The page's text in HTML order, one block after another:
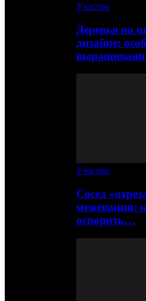
Участок
Деревья на
дизайне:
Участок
Сосед
межевании:
оспорить…